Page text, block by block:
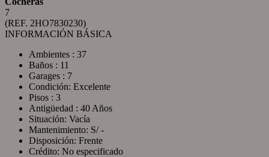
7
(REF. 2HO7830230)
INFORMACIÓN BÁSICA
Ambientes : 37
Baños : 11
Garages : 7
Condición: Excelente
Pisos : 3
Antigüedad : 40 Años
Situación: Vacía
Mantenimiento: S/ -
Disposición: Frente
Crédito: No especificado